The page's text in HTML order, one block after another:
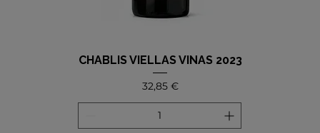
CHABLIS VIELLAS VINAS 2023
Precio
32,85 €